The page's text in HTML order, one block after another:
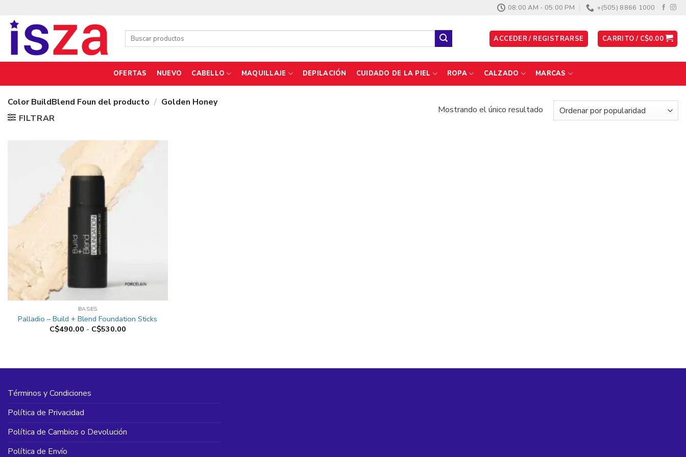
contenido
08:00 AM - 05:00 PM +(505) 8866 1000
Buscar
ACCEDER / REGISTRARSE CARRITO / C$0.00
OFERTAS NUEVO CABELLO MAQUILLAJE DEPILACIÓN CUIDADO DE LA PIEL ROPA CALZADO MARCAS
Color BuildBlend Foun del producto / Golden Honey
FILTRAR
Mostrando el único resultado
BASES
Palladio – Build + Blend Foundation Sticks
C$490.00 - C$530.00Rango
C$530.00
Términos y Condiciones
Política de Privacidad
Política de Cambios o Devolución
Política de Envío